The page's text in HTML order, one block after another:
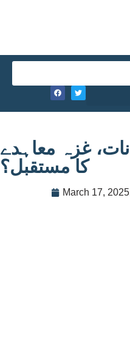
غزہ معاہدے
کا مستقبل؟
March 17, 2025